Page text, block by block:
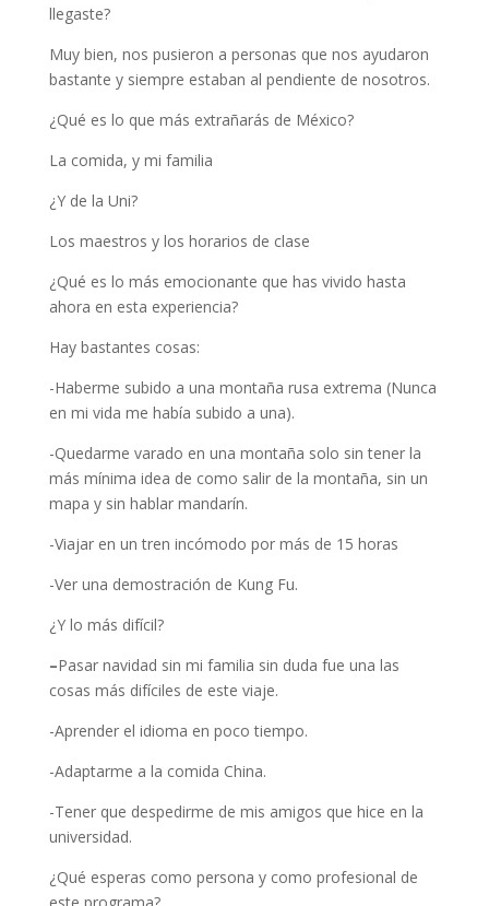
llegaste?
Muy bien, nos pusieron a personas que nos ayudaron
bastante y siempre estaban al pendiente de nosotros.
¿Qué es lo que más extrañarás de México?
La comida, y mi familia
¿Y de la Uni?
Los maestros y los horarios de clase
¿Qué es lo más emocionante que has vivido hasta
ahora en esta experiencia?
Hay bastantes cosas:
-Haberme subido a una montaña rusa extrema (Nunca
en mi vida me había subido a una).
-Quedarme varado en una montaña solo sin tener la
más mínima idea de como salir de la montaña, sin un
mapa y sin hablar mandarín.
-Viajar en un tren incómodo por más de 15 horas
-Ver una demostración de Kung Fu.
¿Y lo más difícil?
–Pasar navidad sin mi familia sin duda fue una las
cosas más difíciles de este viaje.
-Aprender el idioma en poco tiempo.
-Adaptarme a la comida China.
-Tener que despedirme de mis amigos que hice en la
universidad.
¿Qué esperas como persona y como profesional de